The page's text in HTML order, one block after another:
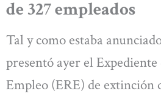
de 327 empleados
Tal y como estaba
presentó ayer el
Empleo (ERE) de extinción